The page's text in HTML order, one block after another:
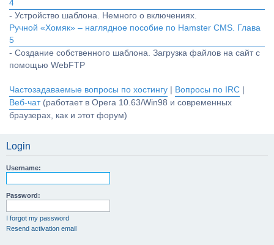
4
- Устройство шаблона. Немного о включениях.
Ручной «Хомяк» – наглядное пособие по Hamster CMS. Глава
5
- Создание собственного шаблона. Загрузка файлов на сайт с
помощью WebFTP
Частозадаваемые вопросы по хостингу Вопросы по IRC
Веб-чат(работает в Opera 10.63/Win98 и современных
браузерах, как и этот форум)
Login
Username:
Password:
I forgot my password
Resend activation email